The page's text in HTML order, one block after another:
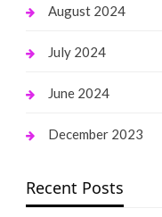
August 2024
July 2024
June 2024
December 2023
Recent Posts